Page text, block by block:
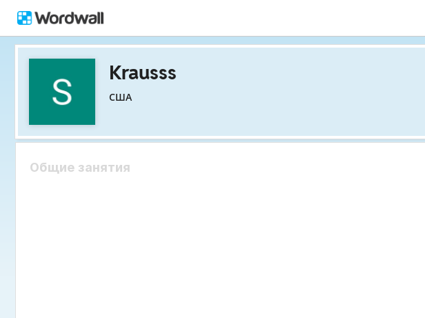
Krausss
США
Общие занятия